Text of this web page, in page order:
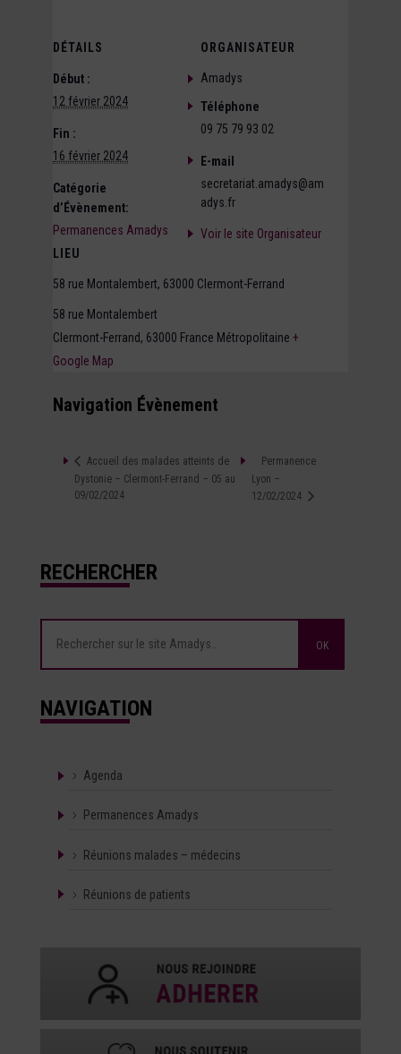
DÉTAILS
Début :
12 février 2024
Fin :
16 février 2024
Catégorie
d’Évènement:
Permanences Amadys
LIEU
58 rue Montalembert, 63000 Clermont-Ferrand
58 rue Montalembert
Clermont-Ferrand, 63000 France Métropolitaine +
Google Map
ORGANISATEUR
Amadys
Téléphone
09 75 79 93 02
E-mail
secretariat.amadys@am
adys.fr
Voir le site Organisateur
Navigation Évènement
Accueil des malades atteints de
Dystonie – Clermont-Ferrand – 05 au
09/02/2024
Permanence
Lyon –
12/02/2024
RECHERCHER
NAVIGATION
Agenda
Permanences Amadys
Réunions malades – médecins
Réunions de patients